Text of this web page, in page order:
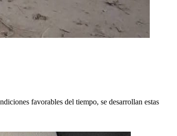
favorables del tiempo, se desarrollan estas